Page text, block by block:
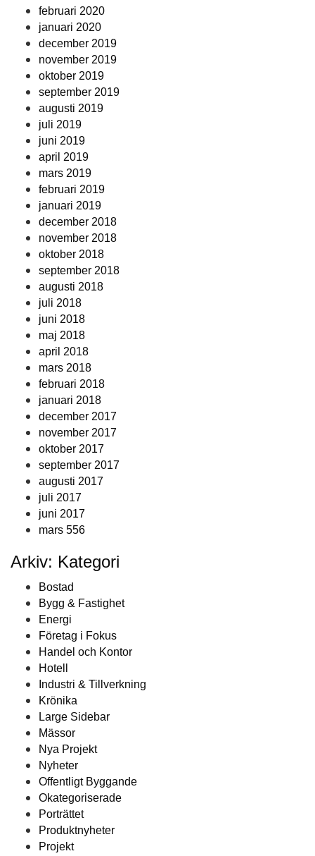
februari 2020
januari 2020
december 2019
november 2019
oktober 2019
september 2019
augusti 2019
juli 2019
juni 2019
april 2019
mars 2019
februari 2019
januari 2019
december 2018
november 2018
oktober 2018
september 2018
augusti 2018
juli 2018
juni 2018
maj 2018
april 2018
mars 2018
februari 2018
januari 2018
december 2017
november 2017
oktober 2017
september 2017
augusti 2017
juli 2017
juni 2017
mars 556
Arkiv: Kategori
Bostad
Bygg & Fastighet
Energi
Företag i Fokus
Handel och Kontor
Hotell
Industri & Tillverkning
Krönika
Large Sidebar
Mässor
Nya Projekt
Nyheter
Offentligt Byggande
Okategoriserade
Porträttet
Produktnyheter
Projekt